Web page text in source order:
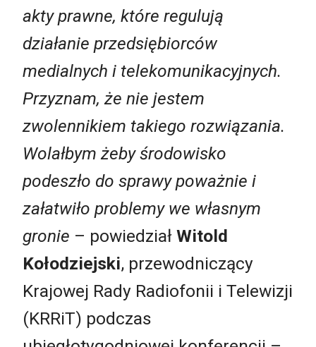
akty prawne, które regulują
działanie przedsiębiorców
medialnych i telekomunikacyjnych.
Przyznam, że nie jestem
zwolennikiem takiego rozwiązania.
Wolałbym żeby środowisko
podeszło do sprawy poważnie i
załatwiło problemy we własnym
gronie – powiedział Witold
Kołodziejski, przewodniczący
Krajowej Rady Radiofonii i Telewizji
(KRRiT) podczas